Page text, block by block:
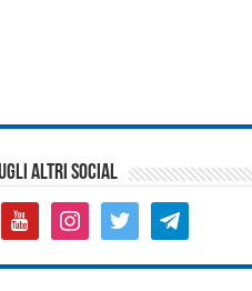
ALTRI SOCIAL
youtube instagramtwitter telegram